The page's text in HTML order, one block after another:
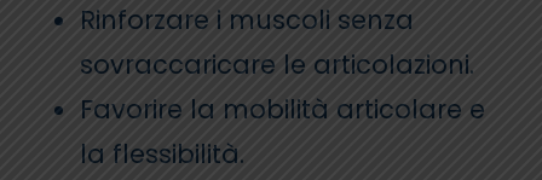
Rinforzare i muscoli senza
sovraccaricare le articolazioni.
Favorire la mobilità articolare e
la flessibilità.